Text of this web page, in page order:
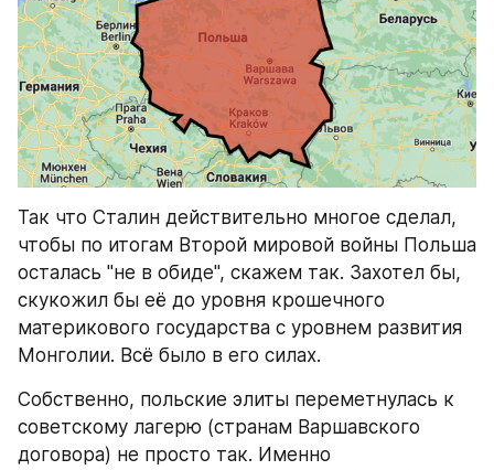
Так что Сталин действительно многое сделал,
чтобы по итогам Второй мировой войны Польша
осталась "не в обиде", скажем так. Захотел бы,
скукожил бы её до уровня крошечного
материкового государства с уровнем развития
Монголии. Всё было в его силах.
Собственно, польские элиты переметнулась к
советскому лагерю (странам Варшавского
договора) не просто так. Именно